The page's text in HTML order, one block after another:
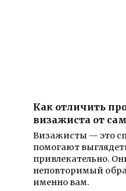
Как отличить
визажиста от
Визажисты — это
помогают
привлекательно.
неповторимый
именно вам.